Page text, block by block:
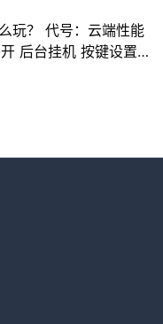
玩？ 代号：云端性能
后台挂机 按键设置